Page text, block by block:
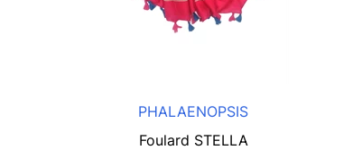
PHALAENOPSIS
Foulard STELLA